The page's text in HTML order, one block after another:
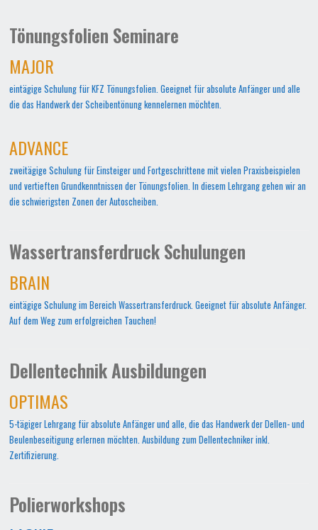
Tönungsfolien Seminare
MAJOR
eintägige Schulung für KFZ Tönungsfolien. Geeignet für absolute Anfänger und alle
die das Handwerk der Scheibentönung kennelernen möchten.
ADVANCE
zweitägige Schulung für Einsteiger und Fortgeschrittene mit vielen Praxisbeispielen
und vertieften Grundkenntnissen der Tönungsfolien. In diesem Lehrgang gehen wir an
die schwierigsten Zonen der Autoscheiben.
Wassertransferdruck Schulungen
BRAIN
eintägige Schulung im Bereich Wassertransferdruck. Geeignet für absolute Anfänger.
Auf dem Weg zum erfolgreichen Tauchen!
Dellentechnik Ausbildungen
OPTIMAS
5-tägiger Lehrgang für absolute Anfänger und alle, die das Handwerk der Dellen- und
Beulenbeseitigung erlernen möchten. Ausbildung zum Dellentechniker inkl.
Zertifizierung.
Polierworkshops